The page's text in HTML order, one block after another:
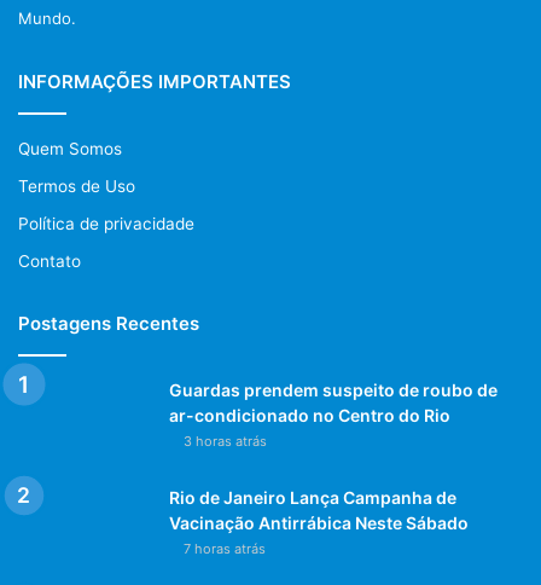
Mundo.
INFORMAÇÕES IMPORTANTES
Quem Somos
Termos de Uso
Política de privacidade
Contato
Postagens Recentes
Guardas prendem suspeito de roubo de
ar-condicionado no Centro do Rio
3 horas atrás
Rio de Janeiro Lança Campanha de
Vacinação Antirrábica Neste Sábado
7 horas atrás